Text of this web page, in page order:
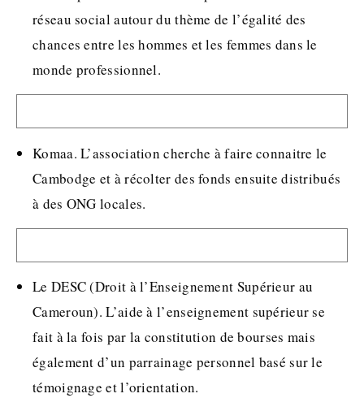
réseau social autour du thème de l’égalité des
chances entre les hommes et les femmes dans le
monde professionnel.
Komaa. L’association cherche à faire connaitre le
Cambodge et à récolter des fonds ensuite distribués
à des ONG locales.
Le DESC (Droit à l’Enseignement Supérieur au
Cameroun). L’aide à l’enseignement supérieur se
fait à la fois par la constitution de bourses mais
également d’un parrainage personnel basé sur le
témoignage et l’orientation.